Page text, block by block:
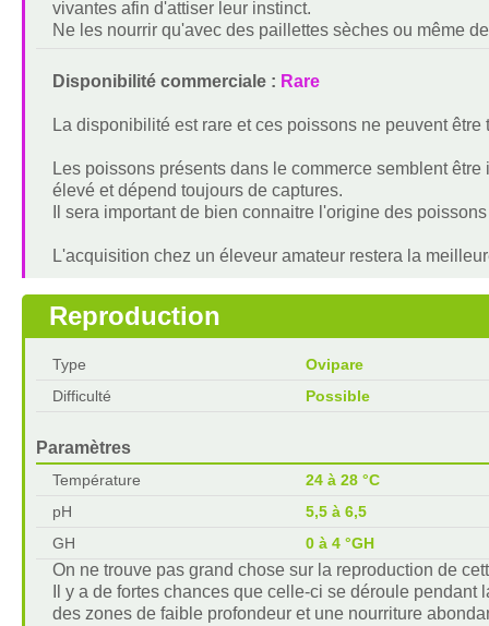
vivantes afin d'attiser leur instinct.
Ne les nourrir qu'avec des paillettes sèches ou même
Disponibilité commerciale : Rare
La disponibilité est rare et ces poissons ne peuvent
Les poissons présents dans le commerce semblent
élevé et dépend toujours de captures.
Il sera important de bien connaitre l'origine des
L'acquisition chez un éleveur amateur restera la
Reproduction
Type
Ovipare
Difficulté
Possible
Paramètres
Température
24 à 28 °C
pH
5,5 à 6,5
GH
0 à 4 °GH
On ne trouve pas grand chose sur la reproduction de
Il y a de fortes chances que celle-ci se déroule
des zones de faible profondeur et une nourriture